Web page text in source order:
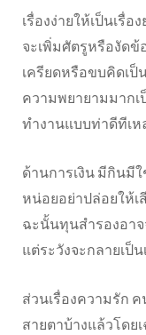
เรื่องง่ายให้เป็นเรื่
จะเพิ่มศัตรูหรืองัดข้
เครียดหรือขบคิดเ
ความพยายามมากเ
ทำงานแบบท่าดีทีเห
ด้านการเงิน มีกินมี
หน่อยอย่าปล่อยให้
ฉะนั้นทุนสำรองอา
แต่ระวังจะกลายเป็
ส่วนเรื่องความรัก
สายตาบ้างแล้วโดย